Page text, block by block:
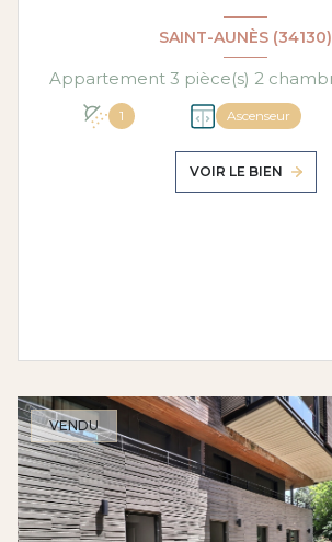
SAINT-AUNÈS (34130)
1 Ascenseur
VOIR LE BIEN
VENDU